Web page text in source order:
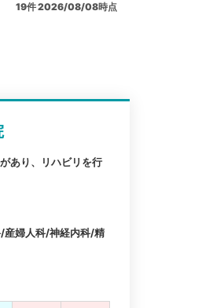
19件2026/08/08時点
あり、リハビリを行
産婦人科/神経内科/精